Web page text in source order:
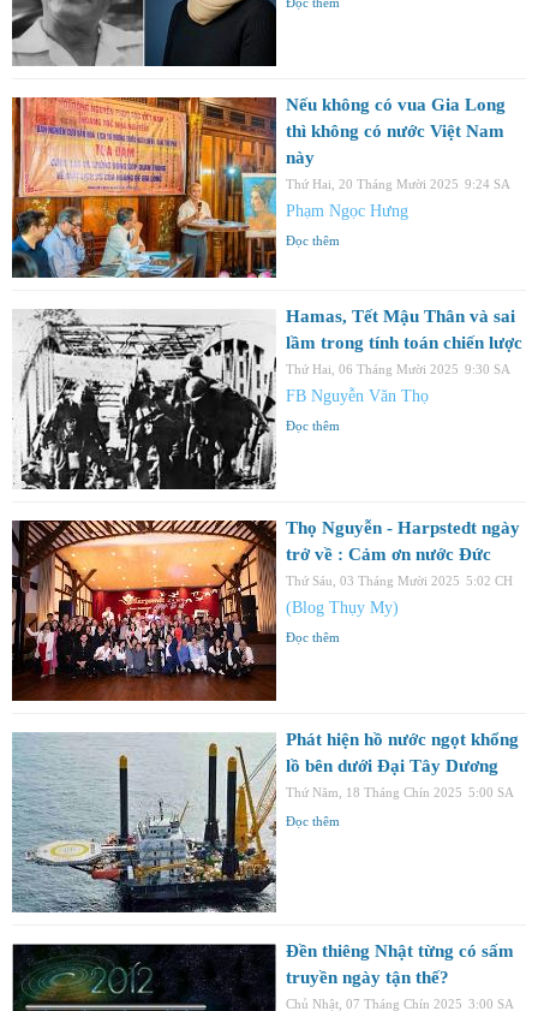
Nếu không có vua Gia Long
thì không có nước Việt Nam
này
Thứ Hai, 20 Tháng Mười 2025 9:24 SA
Phạm Ngọc Hưng
Đọc thêm
Hamas, Tết Mậu Thân và sai
lầm trong tính toán chiến lược
Thứ Hai, 06 Tháng Mười 2025 9:30 SA
FB Nguyễn Văn Thọ
Đọc thêm
Thọ Nguyễn - Harpstedt ngày
trở về : Cảm ơn nước Đức
Thứ Sáu, 03 Tháng Mười 2025 5:02 CH
(Blog Thụy My)
Đọc thêm
Phát hiện hồ nước ngọt khổng
lồ bên dưới Đại Tây Dương
Thứ Năm, 18 Tháng Chín 2025 5:00 SA
Đọc thêm
Đền thiêng Nhật từng có sấm
truyền ngày tận thế?
Chủ Nhật, 07 Tháng Chín 2025 3:00 SA